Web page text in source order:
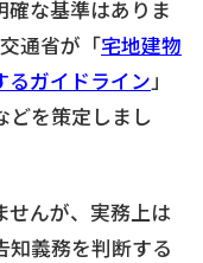
確な基準はありま
通省が「宅地建物
るガイドライン 」
どを策定しまし
せんが、実務上は
知義務を判断する